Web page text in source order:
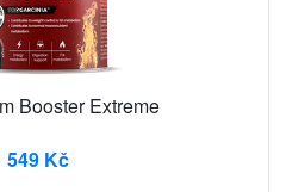
Booster Extreme
549 Kč